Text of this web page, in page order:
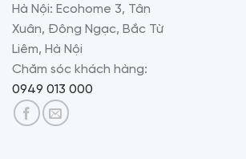
Hà Nội: Ecohome 3, Tân
Xuân, Đông Ngạc, Bắc Từ
Liêm, Hà Nội
Chăm sóc khách hàng:
0949 013 000